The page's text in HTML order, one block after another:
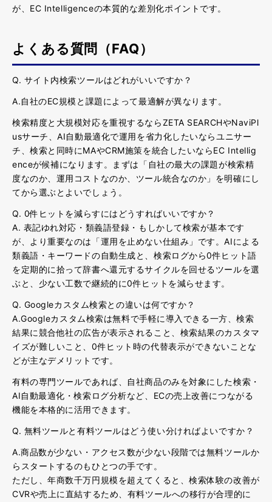
が、EC Intelligenceの本質的な差別化ポイント です。
よくある質問（FAQ）
Q. サイト内検索ツールはどれがいいですか？
A.自社のEC規模と課題によって最適解が異なり ます。
検索精度と大規模対応を重視するならZETA SEARCHやNaviPl
usサーチ、AI自動最適化で運用を省力化したいならユニサー
チ、検索と同時にMAやCRM施策を統合したいならEC Intellig
enceが候補になります。まずは「自社の最大の課題が検索精
度なのか、運用コストなのか、ツール統合なのか」を明確にし
てから選ぶとよいでしょう。
Q. 0件ヒットを減らすにはどうすればいいですか？
A. 表記ゆれ対応・類義語登録・もしかして検索が基本です
が、よ り重要なのは「運用を止めない仕組み」 です。AIによる
類義語・キーワードの自動生成と、検索ログから0件ヒット語
を定期的に拾って辞書へ還元するサイクルを回せるツールを選
ぶと、少ない工数で継続的に0件ヒットを減らせます。
Q. Googleカスタム検索との違いは何ですか？
A.Googleカスタム検索は無料で手軽に導入できる一方、検索
結果に競合他社の広告が表示されること、検索結果のカスタマ
イズが難しいこと、0件ヒット時の代替表示ができないことな
どが主なデメリット です。
有料の専門ツールであれば、自社商品のみを対象にした検索・
AI自動最適化・検索ログ分析など、ECの売上改善につながる
機能を本格的に活用できます。
Q. 無料ツールと有料ツールはどう使い分ければよいですか？
A.商品数が少ない・アクセス数が少ない段階では無料ツールか
らスタートするのもひとつの手です。
ただし、年商数千万円規模を超えてくると、検索体験の改善が
CVRや売上に直結するため、有料ツールへの移行が合理的に